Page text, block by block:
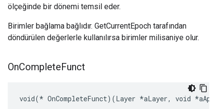
ölçeğinde bir dönemi temsil eder.
Birimler bağlama bağlıdır. GetCurrentEpoch tarafından
döndürülen değerlerle kullanılırsa birimler milisaniye olur.
OnCompleteFunct
void(* OnCompleteFunct)(Layer *aLayer, void